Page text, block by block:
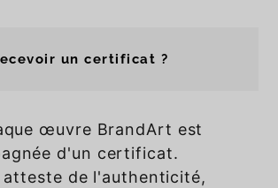
un certificat ?
œuvre BrandArt est
d'un certificat.
atteste de l'authenticité,